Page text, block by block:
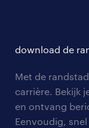
tarieven
personeel
aanmelden
solliciteren
blogs en
salarischecker
onze
pers
download de
Met de
carrière. Bekijk
en ontvang
Eenvoudig,